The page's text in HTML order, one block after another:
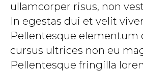
ullamcorper risus, non
In egestas dui et velit
Pellentesque elementum
cursus ultrices non eu
Pellentesque fringilla